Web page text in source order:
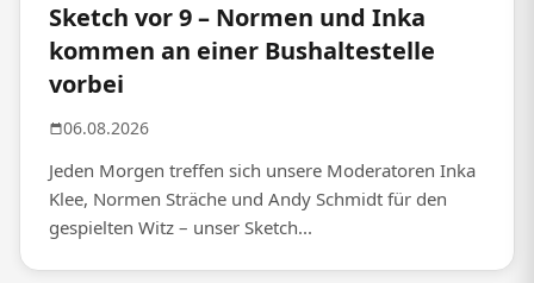
Sketch vor 9 – Normen und Inka
kommen an einer Bushaltestelle
vorbei
06.08.2026
Jeden Morgen treffen sich unsere Moderatoren Inka
Klee, Normen Sträche und Andy Schmidt für den
gespielten Witz – unser Sketch...